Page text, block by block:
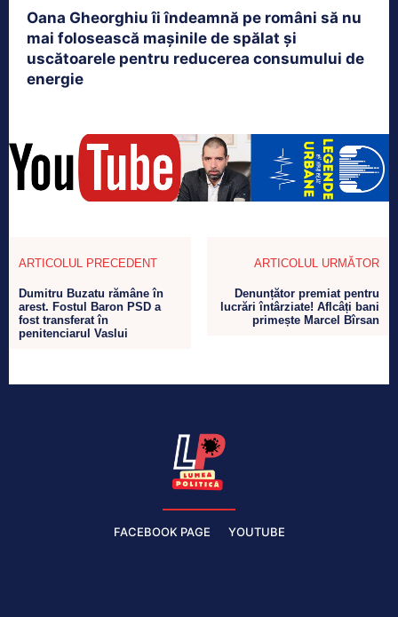
Oana Gheorghiu îi îndeamnă pe români să nu
mai folosească mașinile de spălat și
uscătoarele pentru reducerea consumului de
energie
ARTICOLUL PRECEDENT
Dumitru Buzatu rămâne în
arest. Fostul Baron PSD a
fost transferat în
penitenciarul Vaslui
ARTICOLUL URMĂTOR
Denunțător premiat pentru
lucrări întârziate! Aflcâți bani
primește Marcel Bîrsan
FACEBOOK PAGE YOUTUBE